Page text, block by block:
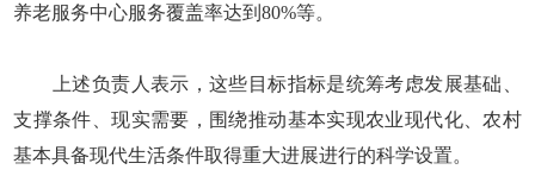
养老服务中心服务覆盖率达到80%等。
上述负责人表示，这些目标指标是统筹考虑发展基础、
支撑条件、现实需要，围绕推动基本实现农业现代化、农村
基本具备现代生活条件取得重大进展进行的科学设置。